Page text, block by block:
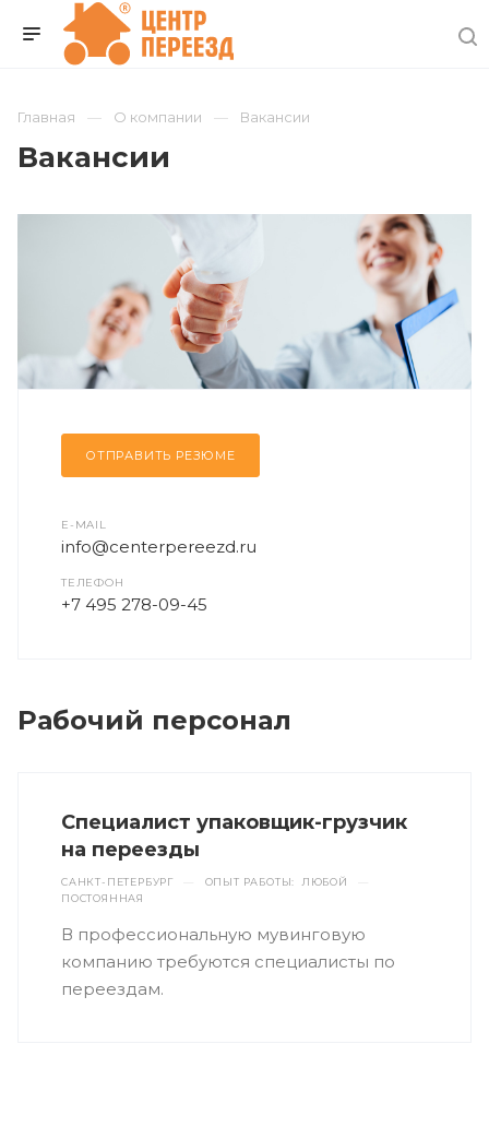
Главная О компании Вакансии
Вакансии
ОТПРАВИТЬ РЕЗЮМЕ
E-MAIL
info@centerpereezd.ru
ТЕЛЕФОН
+7 495 278-09-45
Рабочий персонал
Специалист упаковщик-грузчик
на переезды
САНКТ-ПЕТЕРБУРГ ОПЫТ РАБОТЫ: ЛЮБОЙ
ПОСТОЯННАЯ
В профессиональную мувинговую
компанию требуются специалисты по
переездам.